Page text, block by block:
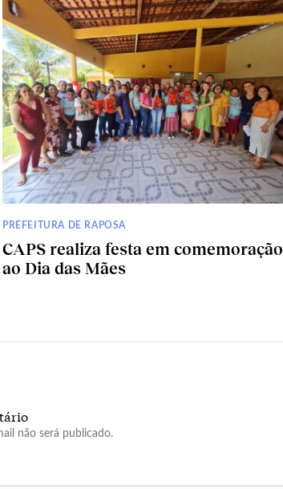
PREFEITURA DE RAPOSA
CAPS realiza festa em comemoração
ao Dia das Mães
não será publicado.